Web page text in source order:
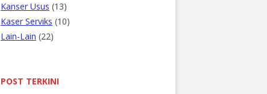
Kanser Usus (13)
Kaser Serviks (10)
Lain-Lain (22)
POST TERKINI